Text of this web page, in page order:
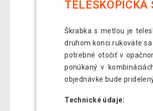
TELESKOPICKÁ
Škrabka s metlou je
druhom konci rukoväte
potrebné otočiť v
ponúkaný v
objednávke bude
Technické údaje: